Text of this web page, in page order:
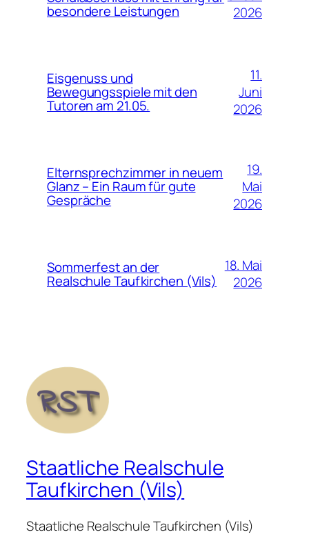
besondere Leistungen
2026
Eisgenuss und
Bewegungsspiele mit den
Tutoren am 21.05.
11.
Juni
2026
Elternsprechzimmer in neuem
Glanz – Ein Raum für gute
Gespräche
19.
Mai
2026
Sommerfest an der
Realschule Taufkirchen (Vils)
18. Mai
2026
Staatliche Realschule
Taufkirchen (Vils)
Staatliche Realschule Taufkirchen (Vils)